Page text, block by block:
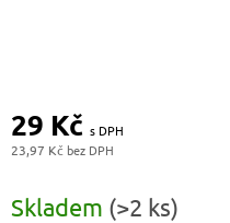
29 Kč
23,97 Kč
cena:
Skladem (>2 ks)